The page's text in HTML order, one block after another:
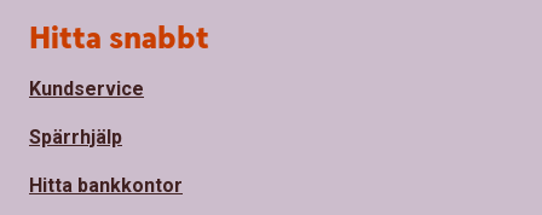
Sidfot
Hitta snabbt
Kundservice
Spärrhjälp
Hitta bankkontor